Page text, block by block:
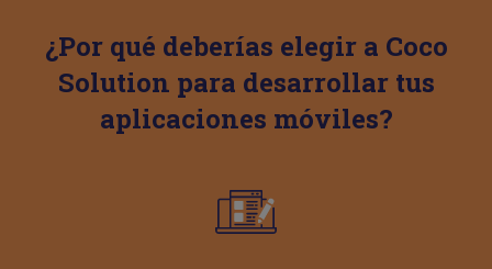
¿Por qué deberías elegir a Coco
Solution para desarrollar tus
aplicaciones móviles?